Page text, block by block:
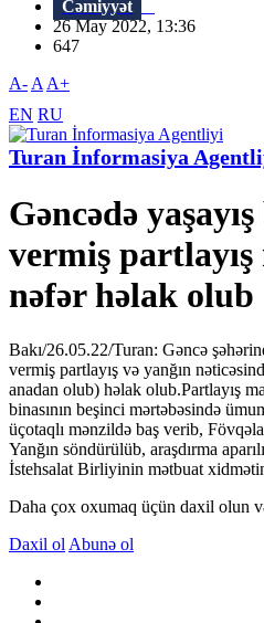
Cəmiyyət
26 May 2022, 13:36
647
A- A A+
EN RU
Turan İnformasiya
Gəncədə
vermiş
nəfər həlak olub
Bakı/26.05.22/Turan: Gəncə
vermiş partlayış və yanğın
anadan olub) həlak olub.Partlayış
binasının beşinci mərtəbəsində
üçotaqlı mənzildə baş verib,
Yanğın söndürülüb, araşdırma
İstehsalat Birliyinin mətbuat
Daha çox oxumaq üçün daxil olun
Daxil ol Abunə ol